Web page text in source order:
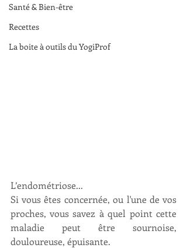
Santé & Bien-être
Recettes
La boite à outils du YogiProf
L’endométriose...
Si vous êtes concernée, ou l'une de vos
proches, vous savez à quel point cette
maladie peut être sournoise,
douloureuse, épuisante.